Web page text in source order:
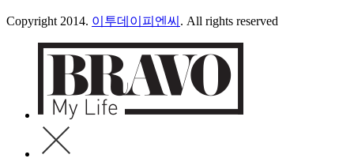
Copyright 2014. 이투데이피엔씨 . All rights reserved